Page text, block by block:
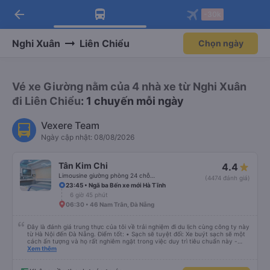
Tải app Vexere ngay!
Nhận ưu đãi thành viên độc
Mở app
Tải app Vexere
-30k/ghế khi đặt vé máy bay qua
Mở app
arrow_back
Nghi Xuân Liên Chiểu Chọn ngày
Vé xe Giường nằm của 4 nhà xe từ Nghi Xuân
đi Liên Chiểu: 1 chuyến mỗi ngày
Vexere Team
Ngày cập nhật: 08/08/2026
Tân Kim Chi 4.4
(4474 đánh giá)
23:45 • Ngã ba Bến xe mới Hà Tĩnh
6 giờ 45 phút
06:30 • 46 Nam Trân, Đà Nẵng
Đây là đánh giá trung thực của tôi về trải nghiệm đi du lịch cùng công ty này
từ Hà Nội đến Đà Nẵng. Điểm tốt: • Sạch sẽ tuyệt đối: Xe buýt sạch sẽ một
cách ấn tượng và họ rất nghiêm ngặt trong việc duy trì tiêu chuẩn này -
không được phép ăn trên xe. Đây là lần đầu tiên tôi thấy sự chú trọng đến
Xem thêm